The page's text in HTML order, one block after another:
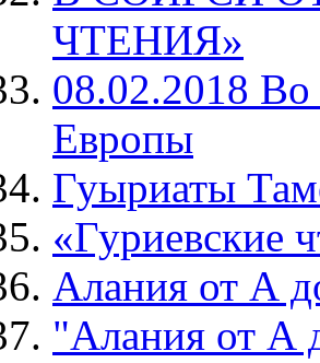
ЧТЕНИЯ»
08.02.2018 Во
Европы
Гуыриаты
«Гуриевские
Алания от А
"Алания от А